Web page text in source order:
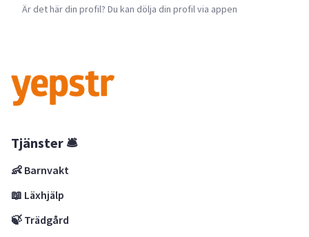
Är det här din profil? Du kan dölja din profil via appen
Tjänster 🛎
👶 Barnvakt
📖 Läxhjälp
🍃 Trädgård